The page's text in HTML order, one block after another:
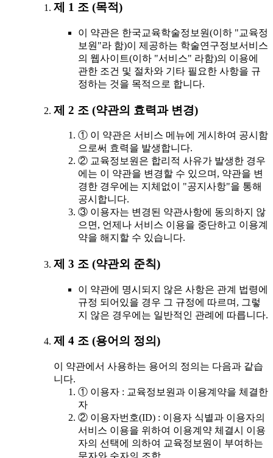
제 1 조 (목적)
이 약관은 한국교육학술정보원(이하 "교육정
보원"라 함)이 제공하는 학술연구정보서비스
의 웹사이트(이하 "서비스" 라함)의 이용에
관한 조건 및 절차와 기타 필요한 사항을 규
정하는 것을 목적으로 합니다.
제 2 조 (약관의 효력과 변경)
① 이 약관은 서비스 메뉴에 게시하여 공시함
으로써 효력을 발생합니다.
② 교육정보원은 합리적 사유가 발생한 경우
에는 이 약관을 변경할 수 있으며, 약관을 변
경한 경우에는 지체없이 "공지사항"을 통해
공시합니다.
③ 이용자는 변경된 약관사항에 동의하지 않
으면, 언제나 서비스 이용을 중단하고 이용계
약을 해지할 수 있습니다.
제 3 조 (약관외 준칙)
이 약관에 명시되지 않은 사항은 관계 법령에
규정 되어있을 경우 그 규정에 따르며, 그렇
지 않은 경우에는 일반적인 관례에 따릅니다.
제 4 조 (용어의 정의)
이 약관에서 사용하는 용어의 정의는 다음과 같습
니다.
① 이용자 : 교육정보원과 이용계약을 체결한
자
② 이용자번호(ID) : 이용자 식별과 이용자의
서비스 이용을 위하여 이용계약 체결시 이용
자의 선택에 의하여 교육정보원이 부여하는